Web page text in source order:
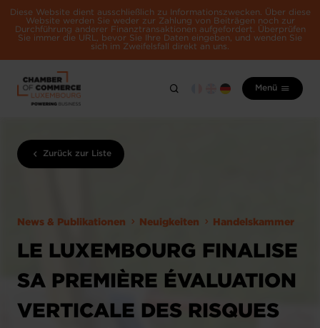
Diese Website dient ausschließlich zu Informationszwecken. Über diese
Website werden Sie weder zur Zahlung von Beiträgen noch zur
Durchführung anderer Finanztransaktionen aufgefordert. Überprüfen
Sie immer die URL, bevor Sie Ihre Daten eingeben, und wenden Sie
sich im Zweifelsfall direkt an uns.
Menü
Zurück zur Liste
News & Publikationen Neuigkeiten Handelskammer
LE LUXEMBOURG FINALISE
SA PREMIÈRE ÉVALUATION
VERTICALE DES RISQUES